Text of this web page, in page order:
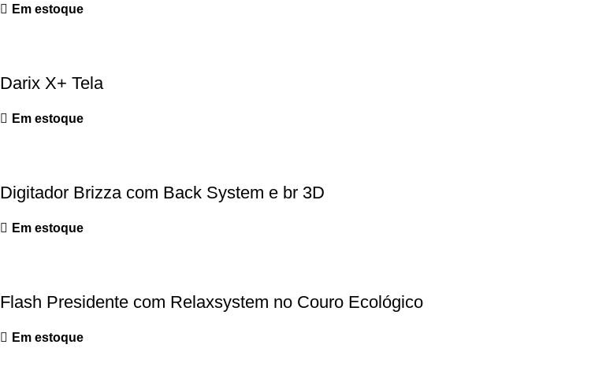
Em estoque
Darix X+ Tela
Em estoque
Digitador Brizza com Back System e br 3D
Em estoque
Flash Presidente com Relaxsystem no Couro Ecológico
Em estoque